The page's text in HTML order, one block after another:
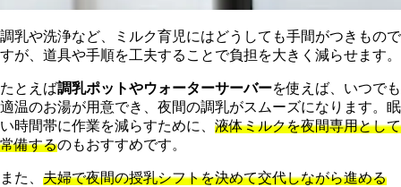
調乳や洗浄など、ミルク育児にはどうしても手間がつきもので
すが、道具や手順を工夫することで負担を大きく減らせます。
たとえば調乳ポットやウォーターサーバーを使えば、いつでも
適温のお湯が用意でき、夜間の調乳がスムーズになります。眠
い時間帯に作業を減らすために、 液体ミルクを夜間専用として
常備するのもおすすめです。
また、 夫婦で夜間の授乳シフトを決めて交代しながら進める